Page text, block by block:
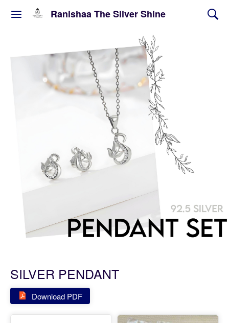
Ranishaa The Silver Shine
SILVER PENDANT
Download PDF